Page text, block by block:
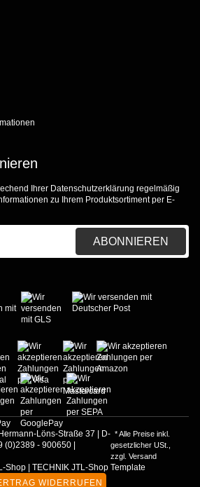
Ihrer Datenschutzerklärung regelmäßig
zu Ihrem Produktsortiment per E-
ABONNIEREN
Löns-Straße 37 | D-
(0)2389 - 900650 |
* Alle Preise inkl.
gesetzlicher USt.,
zzgl.Versand
Shop
TECHNIK JTL-Shop Template
WIDERRUFEN